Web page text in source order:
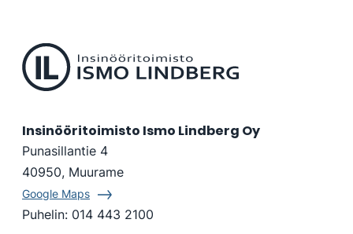
Insinööritoimisto Ismo Lindberg Oy
Punasillantie 4
40950, Muurame
Google Maps
Puhelin: 014 443 2100